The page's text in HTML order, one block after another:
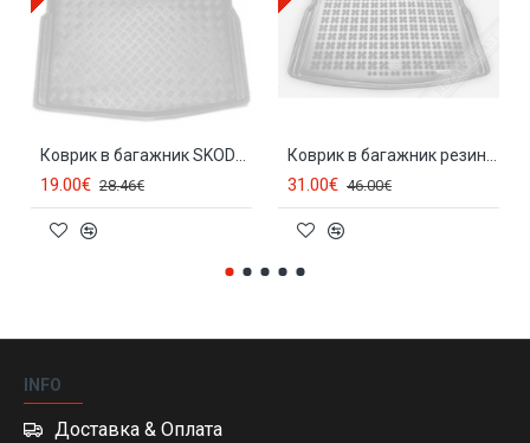
Коврик в багажник SKODA SUPERB II Combi (2008-2015) 28013
19.00€ 28.46€
Коврик в багажник резиновый SKODA SUPERB Combi (2008-...) 231519
31.00€ 46.00€
INFO
Доставка & Оплата